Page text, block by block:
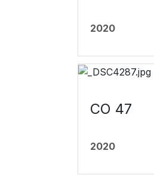
2020
CO 47
2020